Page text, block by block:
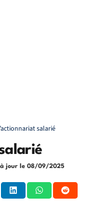
salarié
jour le 08/09/2025